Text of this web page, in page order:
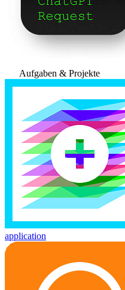
Aufgaben & Projekte
application